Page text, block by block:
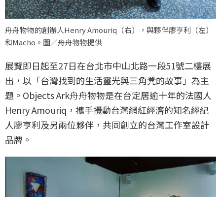
舟舟物物的創辦人Henry Amouriq（右），與夥伴廖亨利（左）
和Macho。圖／舟舟物物提供
展覽即日起至27日在台北市中山北路一段51號二樓展
出，以「台灣找到的生活靈光與三角凳的故事」為主
題。Objects Ark舟舟物物是在台定居逾十年的法國人
Henry Amouriq，攜手攪動台灣網紅經濟的知名經紀
人廖亨利及另兩位夥伴，共同創立的台灣工作室設計
品牌。